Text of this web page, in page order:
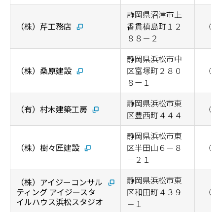
（株）芹工務店
静岡県沼津市上
香貫槙島町１２
８８－２
◯
（株）桑原建設
静岡県浜松市中
区富塚町２８０
８ー１
◯
（有）村木建築工房
静岡県浜松市東
区豊西町４４４
◯
（株）樹々匠建設
静岡県浜松市東
区半田山６－８
－２１
◯
（株）アイジーコンサル
ティング アイジースタ
イルハウス浜松スタジオ
静岡県浜松市東
区和田町４３９
－１
◯